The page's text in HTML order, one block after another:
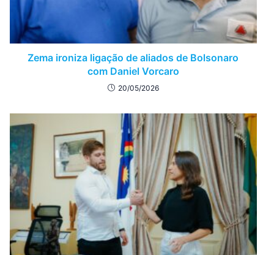
Zema ironiza ligação de aliados de Bolsonaro
com Daniel Vorcaro
20/05/2026